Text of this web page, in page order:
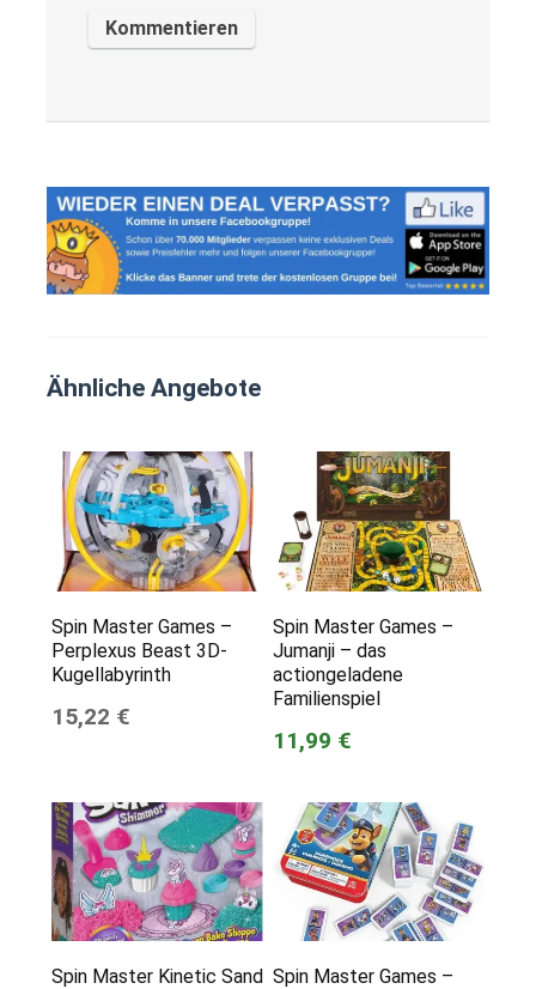
Ähnliche Angebote
Spin Master Games –
Perplexus Beast 3D-
Kugellabyrinth
15,22 €
Spin Master Games –
Jumanji – das
actiongeladene
Familienspiel
11,99 €
Spin Master Kinetic Sand Spin Master Games –